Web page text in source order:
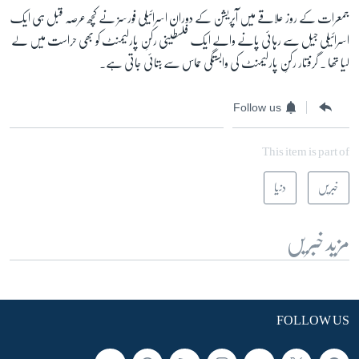
زبان
جمعرات کے روز علاقے میں آپریشن کے دوران اسرائیلی فورسز نے کچھ عرصہ قبل ہی ایک
اسرائیلی جیل سے رہائی پانے والے ایک فلسطینی رکنِ پارلیمنٹ کو بھی حراست میں لے
لیا تھا ۔ گرفتار رکنِ پارلیمنٹ کی وابستگی حماس سے بتائی جاتی ہے۔
Follow us
This item is part of
خبریں دنیا
مزید خبریں
FOLLOW US